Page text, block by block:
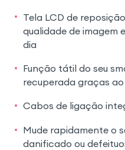
Tela LCD de
qualidade de imagem
dia
Função tátil do seu
recuperada graças
Cabos de ligação
Mude rapidamente o
danificado ou